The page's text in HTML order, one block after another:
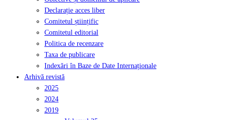
Declarație acces liber
Comitetul științific
Comitetul editorial
Politica de recenzare
Taxa de publicare
Indexări în Baze de Date Internaționale
Arhivă revistă
2025
2024
2019